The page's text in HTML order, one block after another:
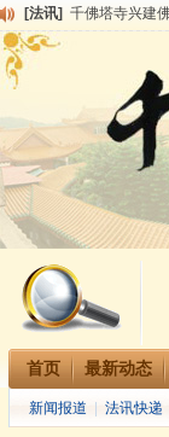
[法讯] 千佛塔寺兴建
[法讯]
千佛塔寺阅藏
清明节祭祖报
[法讯]
本寺方丈上明
[法讯] 2015-3-26师父
[法讯]
广东千佛塔寺
[法讯]
恭请海涛法师
[法讯]
2014年七月大
[法讯] 千佛塔寺云门
首页 最新动态
新闻报道 法讯快递